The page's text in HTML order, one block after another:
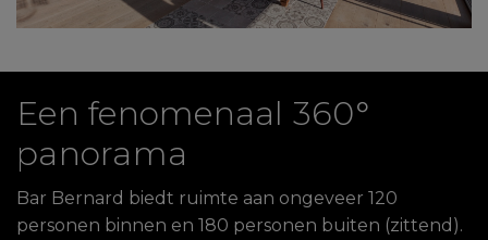
Een fenomenaal 360°
panorama
Bar Bernard biedt ruimte aan ongeveer 120
personen binnen en 180 personen buiten (zittend).